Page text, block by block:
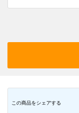
この商品をシェアする